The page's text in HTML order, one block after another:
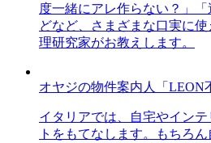
度一緒にアレ作らない？」
どなど、さまざまな口実に
理研究家がお教えします。
オヤジの物件案内人「LEON
イタリアでは、自宅やイン
トをもてなします。もちろ